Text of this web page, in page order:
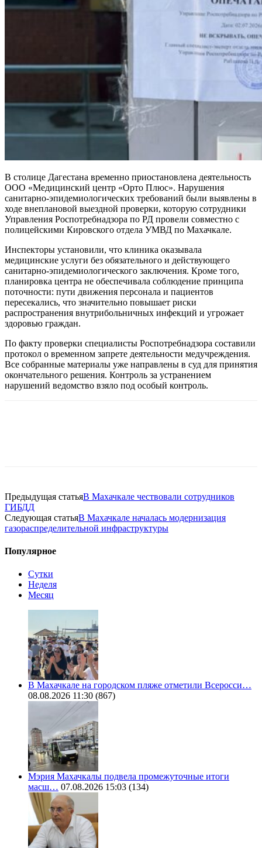
В столице Дагестана временно приостановлена деятельность
ООО «Медицинский центр «Орто Плюс». Нарушения
санитарно-эпидемиологических требований были выявлены в
ходе внеплановой выездной проверки, которую сотрудники
Управления Роспотребнадзора по РД провели совместно с
полицейскими Кировского отдела УМВД по Махачкале.
Инспекторы установили, что клиника оказывала
медицинские услуги без обязательного и действующего
санитарно-эпидемиологического заключения. Кроме того,
планировка центра не обеспечивала соблюдение принципа
поточности: пути движения персонала и пациентов
пересекались, что значительно повышает риски
распространения внутрибольничных инфекций и угрожает
здоровью граждан.
По факту проверки специалисты Роспотребнадзора составили
протокол о временном запрете деятельности медучреждения.
Все собранные материалы уже направлены в суд для принятия
окончательного решения. Контроль за устранением
нарушений ведомство взяло под особый контроль.
Предыдущая статьяВ Махачкале чествовали сотрудников
ГИБДД
Следующая статьяВ Махачкале началась модернизация
газораспределительной инфраструктуры
Популярное
Сутки
Неделя
Месяц
В Махачкале на городском пляже отметили Всеросси…
08.08.2026 11:30 (867)
Мэрия Махачкалы подвела промежуточные итоги
масш… 07.08.2026 15:03 (134)